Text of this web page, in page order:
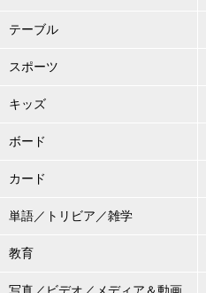
テーブル
スポーツ
キッズ
ボード
カード
単語／トリビア／雑学
教育